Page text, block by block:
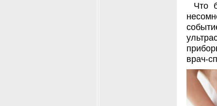
Что
врач-